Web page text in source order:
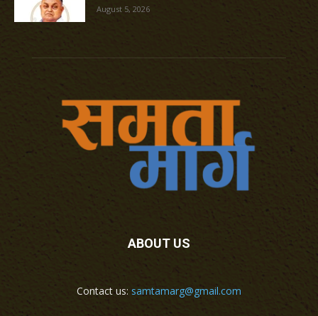
August 5, 2026
ABOUT US
Contact us: samtamarg@gmail.com